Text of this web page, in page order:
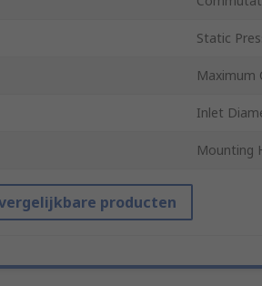
Static
Maximum
Inlet
Mounting
producten